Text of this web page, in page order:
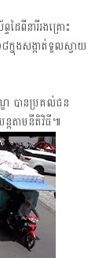
ៃពីនារីរងគ្រោះ
នុងសង្កាត់ទួលស្វាយ
ឌ បានប្រគល់ជន
ដតាមនីតិវិធី៕